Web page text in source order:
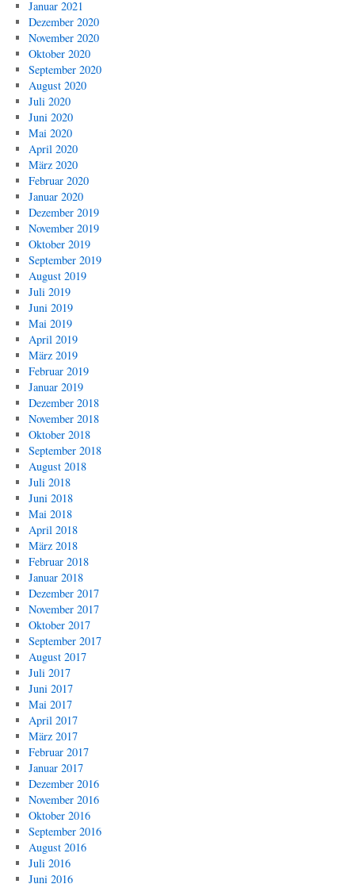
Januar 2021
Dezember 2020
November 2020
Oktober 2020
September 2020
August 2020
Juli 2020
Juni 2020
Mai 2020
April 2020
März 2020
Februar 2020
Januar 2020
Dezember 2019
November 2019
Oktober 2019
September 2019
August 2019
Juli 2019
Juni 2019
Mai 2019
April 2019
März 2019
Februar 2019
Januar 2019
Dezember 2018
November 2018
Oktober 2018
September 2018
August 2018
Juli 2018
Juni 2018
Mai 2018
April 2018
März 2018
Februar 2018
Januar 2018
Dezember 2017
November 2017
Oktober 2017
September 2017
August 2017
Juli 2017
Juni 2017
Mai 2017
April 2017
März 2017
Februar 2017
Januar 2017
Dezember 2016
November 2016
Oktober 2016
September 2016
August 2016
Juli 2016
Juni 2016